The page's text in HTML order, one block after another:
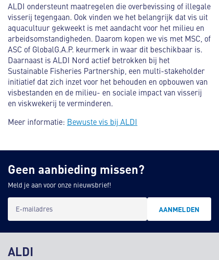
ALDI ondersteunt maatregelen die overbevissing of illegale
visserij tegengaan. Ook vinden we het belangrijk dat vis uit
aquacultuur gekweekt is met aandacht voor het milieu en
arbeidsomstandigheden. Daarom kopen we vis met MSC, of
ASC of GlobalG.A.P. keurmerk in waar dit beschikbaar is.
Daarnaast is ALDI Nord actief betrokken bij het
Sustainable Fisheries Partnership, een multi-stakeholder
initiatief dat zich inzet voor het behouden en opbouwen van
visbestanden en de milieu- en sociale impact van visserij
en viskwekerij te verminderen.
Meer informatie: Bewuste vis bij ALDI
Geen aanbieding missen?
Meld je aan voor onze nieuwsbrief!
E-mailadres AANMELDEN
ALDI